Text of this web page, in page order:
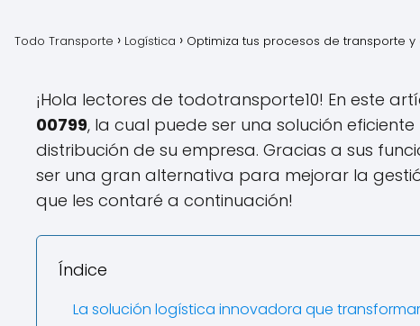
Todo Transporte Logística Optimiza tus procesos de transporte
¡Hola lectores de todotransporte10! En este
00799, la cual puede ser una solución
distribución de su empresa. Gracias a sus
ser una gran alternativa para mejorar la
que les contaré a continuación!
Índice
La solución logística innovadora que